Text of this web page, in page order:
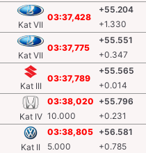
Kat VII
03:37,428
+55.204
+1.330
Kat VII
03:37,775
+55.551
+0.347
Kat III
03:37,789
+55.565
+0.014
Kat IV
03:38,020
10.000
+55.796
+0.231
Kat II
03:38,805
5.000
+56.581
+0.785